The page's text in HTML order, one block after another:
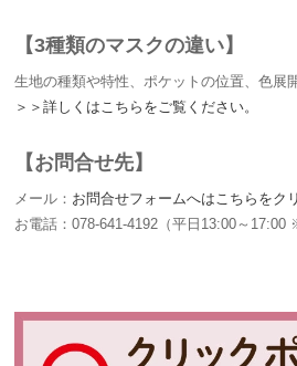
【3種類のマスクの違い】
生地の種類や特性、ポケットの位置、色展
＞＞詳しくはこちらをご覧ください。
【お問合せ先】
メール： お問合せフォームへはこちらをク
お電話：078-641-4192（平日13:00～17:00